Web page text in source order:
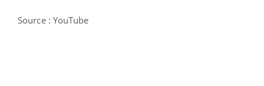
Source : YouTube